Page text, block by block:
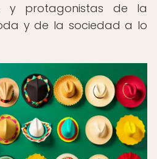
y protagonistas de la
y de la sociedad a lo